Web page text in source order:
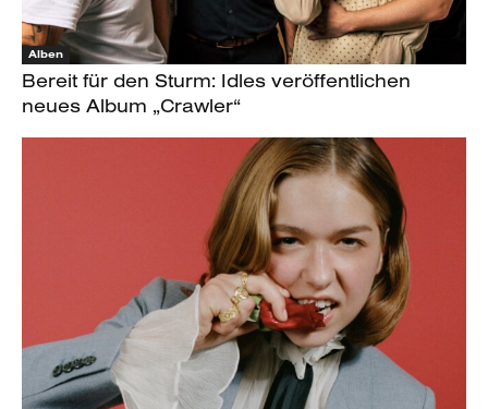
Alben
Bereit für den Sturm: Idles veröffentlichen
neues Album „Crawler“